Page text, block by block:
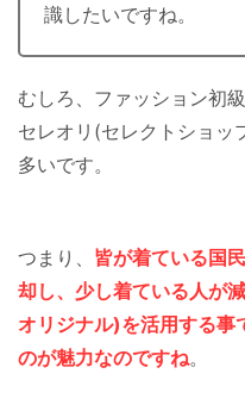
識したいですね。
むしろ、ファッション初
セレオリ(セレクトショッ
多いです。
つまり、 皆が着ている国
却し、少し着ている人が
オリジナル)を活用する事
のが魅力なのですね。